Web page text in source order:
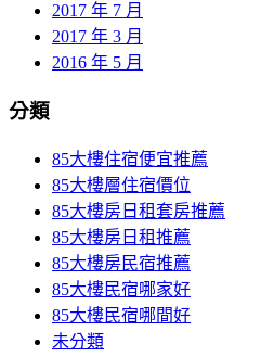
2017 年 7 月
2017 年 3 月
2016 年 5 月
分類
85大樓住宿便宜推薦
85大樓層住宿價位
85大樓房日租套房推薦
85大樓房日租推薦
85大樓房民宿推薦
85大樓民宿哪家好
85大樓民宿哪間好
未分類